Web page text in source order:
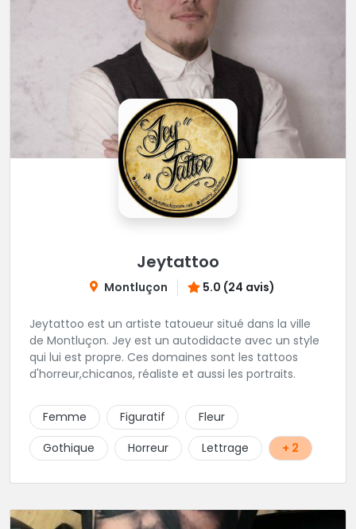
Jeytattoo
Montluçon 5.0 (24 avis)
Jeytattoo est un artiste tatoueur situé dans la ville
de Montluçon. Jey est un autodidacte avec un style
qui lui est propre. Ces domaines sont les tattoos
d'horreur,chicanos, réaliste et aussi les portraits.
Femme Figuratif
Fleur
Gothique
Horreur Lettrage + 2